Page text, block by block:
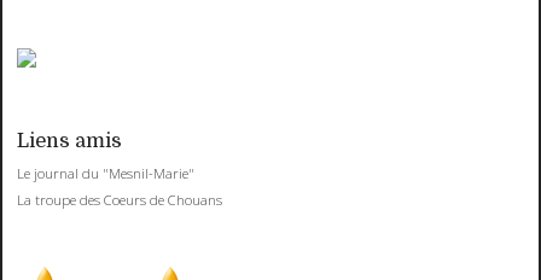
Liens amis
Le journal du "Mesnil-Marie"
La troupe des Coeurs de Chouans